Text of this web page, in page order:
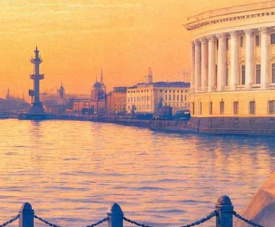
СССР Регимантаса